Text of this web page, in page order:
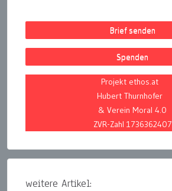
Brief senden
Spenden
Projekt ethos.at
Hubert Thurnhofer
& Verein Moral 4.0
ZVR-Zahl 1736362407
weitere Artikel: